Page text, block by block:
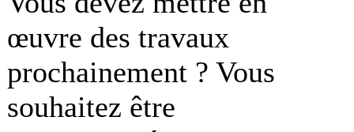
œuvre des travaux
prochainement ? Vous
souhaitez être